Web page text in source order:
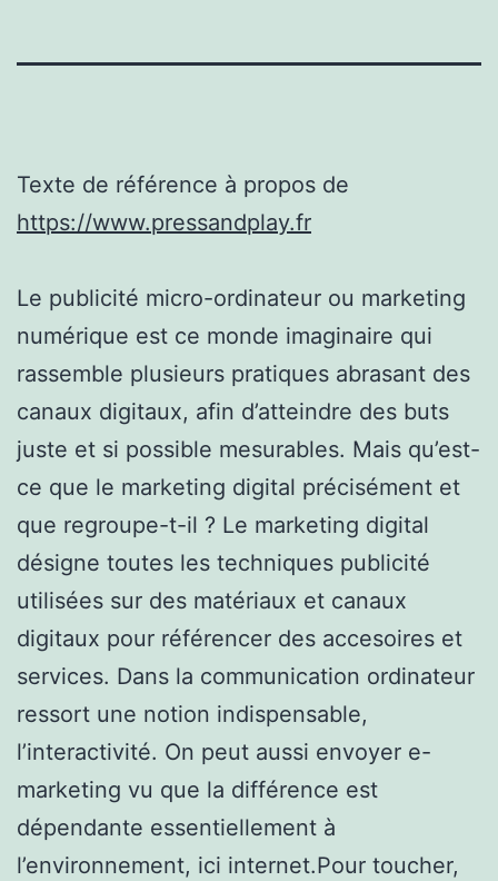
Texte de référence à propos de
https://www.pressandplay.fr
Le publicité micro-ordinateur ou marketing
numérique est ce monde imaginaire qui
rassemble plusieurs pratiques abrasant des
canaux digitaux, afin d’atteindre des buts
juste et si possible mesurables. Mais qu’est-
ce que le marketing digital précisément et
que regroupe-t-il ? Le marketing digital
désigne toutes les techniques publicité
utilisées sur des matériaux et canaux
digitaux pour référencer des accesoires et
services. Dans la communication ordinateur
ressort une notion indispensable,
l’interactivité. On peut aussi envoyer e-
marketing vu que la différence est
dépendante essentiellement à
l’environnement, ici internet.Pour toucher,